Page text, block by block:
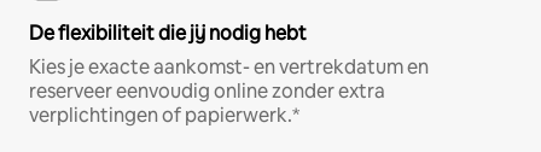
De flexibiliteit die jij nodig hebt
Kies je exacte aankomst- en vertrekdatum en
reserveer eenvoudig online zonder extra
verplichtingen of papierwerk.*